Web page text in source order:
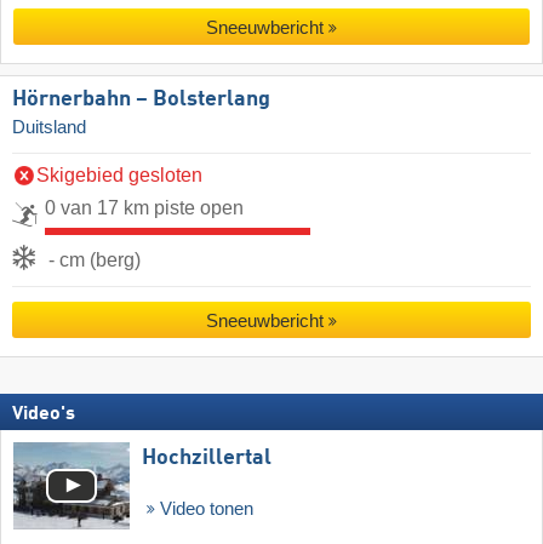
Sneeuwbericht
Hörnerbahn – Bolsterlang
Duitsland
Skigebied gesloten
0 van 17 km piste open
- cm (berg)
Sneeuwbericht
Video's
Hochzillertal
Video tonen